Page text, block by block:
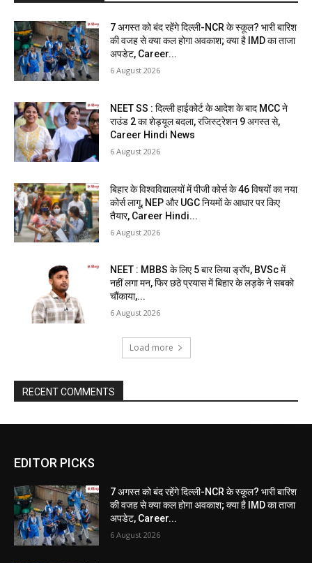
7 अगस्त को बंद रहेंगे दिल्ली-NCR के स्कूल? भारी बारिश
की वजह से क्या कल होगा अवकाश; क्या है IMD का ताजा
अपडेट, Career...
6 August 2026
NEET SS : दिल्ली हाईकोर्ट के आदेश के बाद MCC ने
राउंड 2 का शेड्यूल बदला, रजिस्ट्रेशन 9 अगस्त से,
Career Hindi News
6 August 2026
बिहार के विश्वविद्यालयों में पीजी कोर्स के 46 विषयों का नया
कोर्स लागू, NEP और UGC नियमों के आधार पर किए
तैयार, Career Hindi...
6 August 2026
NEET : MBBS के लिए 5 बार लिया ड्रॉप, BVSc में
नहीं लगा मन, फिर छठे प्रयास में बिहार के लड़के ने सबको
चौंकाया,...
6 August 2026
Load more
RECENT COMMENTS
EDITOR PICKS
7 अगस्त को बंद रहेंगे दिल्ली-NCR के स्कूल? भारी बारिश
की वजह से क्या कल होगा अवकाश; क्या है IMD का ताजा
अपडेट, Career...
6 August 2026